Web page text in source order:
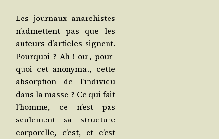
Les jour­naux anar­chistes
n’ad­mettent pas que les
auteurs d’ar­ticles signent.
Pour­quoi ? Ah ! oui, pour­
quoi cet ano­ny­mat, cette
absorp­tion de l’in­di­vi­du
dans la masse ? Ce qui fait
l’homme, ce n’est pas
seule­ment sa struc­ture
cor­po­relle, c’est, et c’est